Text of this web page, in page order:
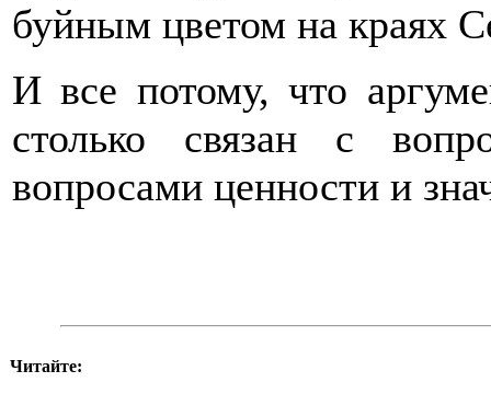
буйным цветом на краях
И все потому, что
столько связан с
вопросами ценности и
Читайте: